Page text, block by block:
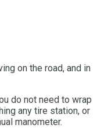
on the road, and in
do not need to wrap
any tire station, or
manometer.